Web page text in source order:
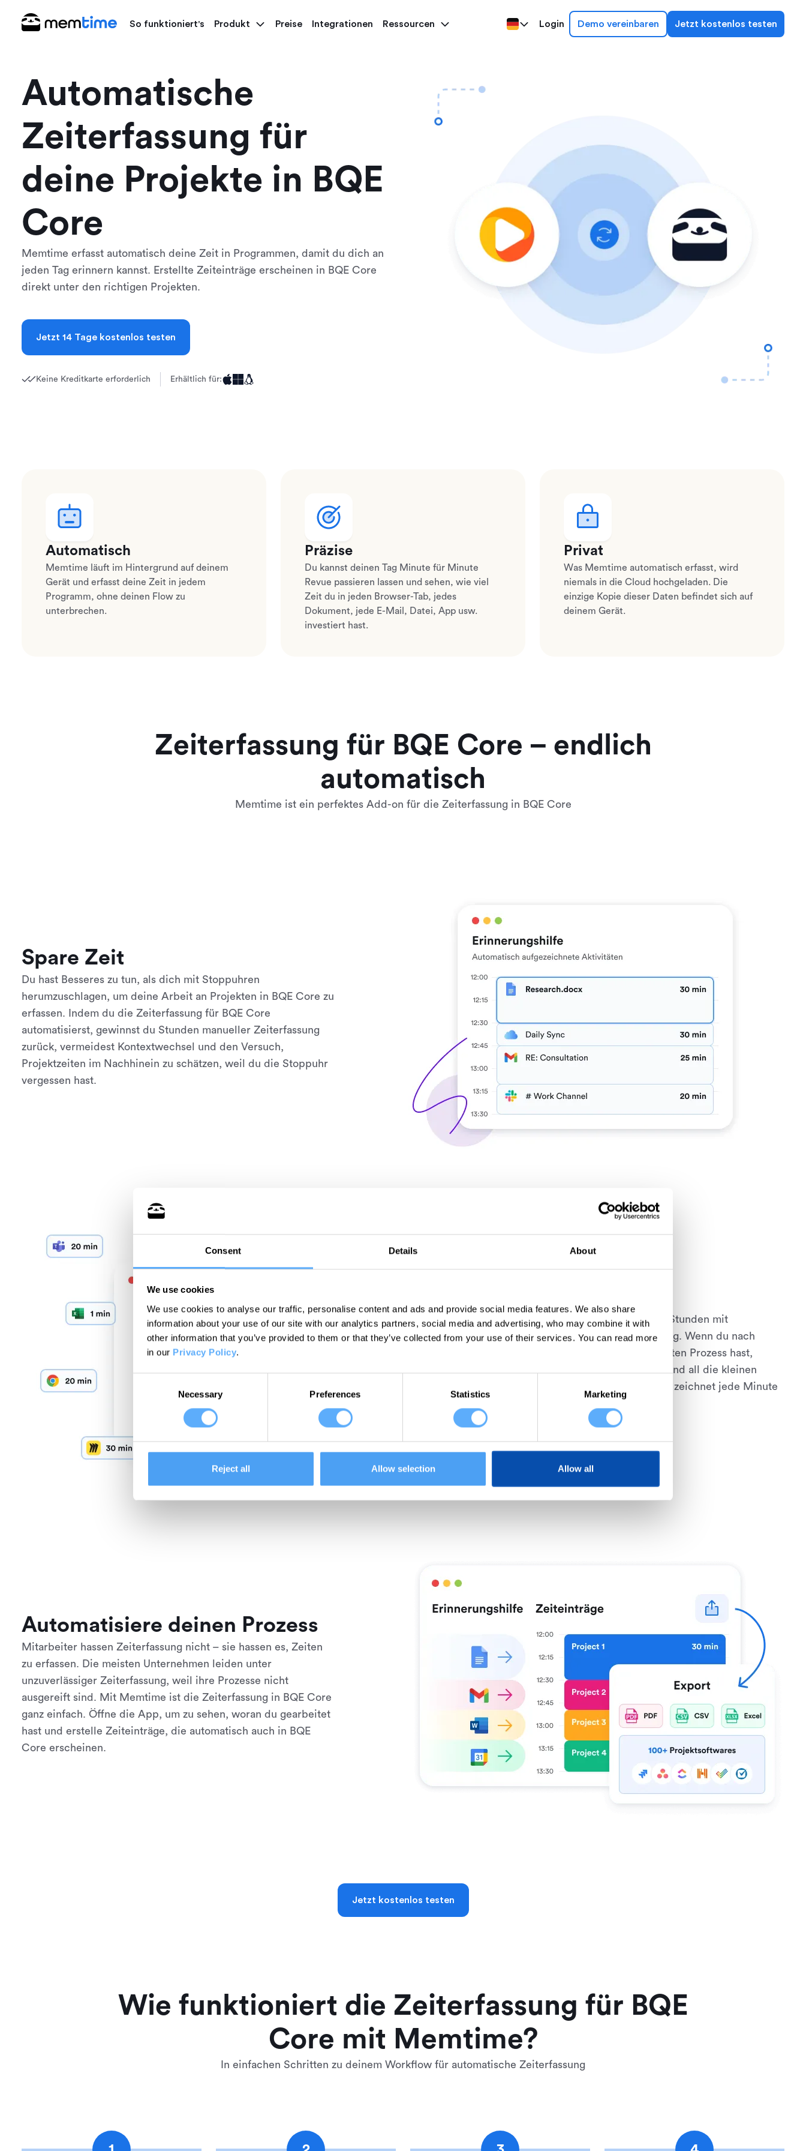
Consent Details About
We use cookies
We use cookies to analyse our traffic, personalise content and ads and provide social media features. We also share
information about your use of our site with our analytics partners, social media and advertising, who may combine it with
other information that you’ve provided to them or that they’ve collected from your use of their services. You can read more
in our Privacy Policy.
Necessary Preferences Statistics Marketing
Reject all Allow selection Allow all
So funktioniert's Produkt Preise Integrationen Ressourcen Login Demo vereinbaren Jetzt kostenlos testen
Automatische
Zeiterfassung für
deine Projekte in BQE
Core
Memtime erfasst automatisch deine Zeit in Programmen, damit du dich an
jeden Tag erinnern kannst. Erstellte Zeiteinträge erscheinen in BQE Core
direkt unter den richtigen Projekten.
Jetzt 14 Tage kostenlos testen
Keine Kreditkarte erforderlich Erhältlich für:
Automatisch
Memtime läuft im Hintergrund auf deinem
Gerät und erfasst deine Zeit in jedem
Programm, ohne deinen Flow zu
unterbrechen.
Präzise
Du kannst deinen Tag Minute für Minute
Revue passieren lassen und sehen, wie viel
Zeit du in jeden Browser-Tab, jedes
Dokument, jede E-Mail, Datei, App usw.
investiert hast.
Privat
Was Memtime automatisch erfasst, wird
niemals in die Cloud hochgeladen. Die
einzige Kopie dieser Daten befindet sich auf
deinem Gerät.
Zeiterfassung für BQE Core – endlich
automatisch
Memtime ist ein perfektes Add-on für die Zeiterfassung in BQE Core
Spare Zeit
Du hast Besseres zu tun, als dich mit Stoppuhren
herumzuschlagen, um deine Arbeit an Projekten in BQE Core zu
erfassen. Indem du die Zeiterfassung für BQE Core
automatisierst, gewinnst du Stunden manueller Zeiterfassung
zurück, vermeidest Kontextwechsel und den Versuch,
Projektzeiten im Nachhinein zu schätzen, weil du die Stoppuhr
vergessen hast.
Unternehmen verlieren jede Woche kostbare Stunden mit
organisatorischen Tätigkeiten wie Zeiterfassung. Wenn du nach
Stunden abrechnest, aber keinen automatisierten Prozess hast,
verlierst du Geld durch falsche Schätzungen und all die kleinen
Aufgaben, die nicht erfasst werden. Memtime zeichnet jede Minute
Automatisiere deinen Prozess
Mitarbeiter hassen Zeiterfassung nicht – sie hassen es, Zeiten
zu erfassen. Die meisten Unternehmen leiden unter
unzuverlässiger Zeiterfassung, weil ihre Prozesse nicht
ausgereift sind. Mit Memtime ist die Zeiterfassung in BQE Core
ganz einfach. Öffne die App, um zu sehen, woran du gearbeitet
hast und erstelle Zeiteinträge, die automatisch auch in BQE
Core erscheinen.
Jetzt kostenlos testen
Wie funktioniert die Zeiterfassung für BQE
Core mit Memtime?
In einfachen Schritten zu deinem Workflow für automatische Zeiterfassung